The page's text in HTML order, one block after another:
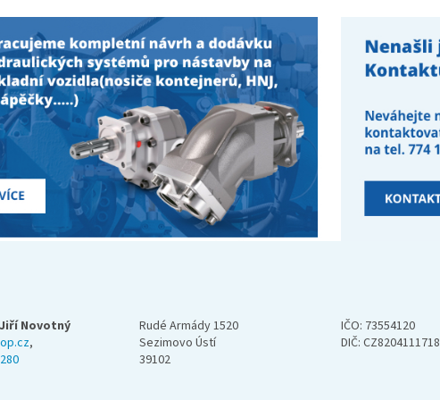
Novotný
,
Rudé Armády 1520
Sezimovo Ústí
39102
IČO: 73554120
DIČ: CZ8204111718